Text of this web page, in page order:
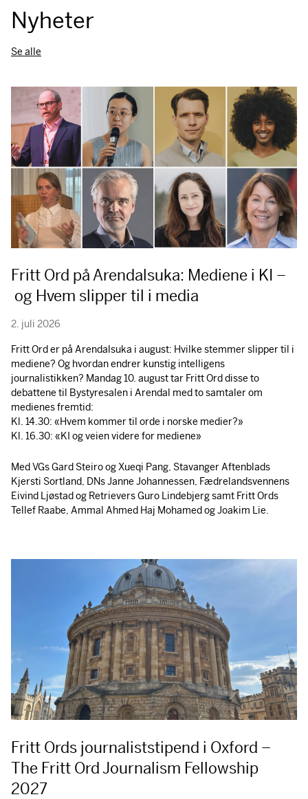
Nyheter
Se alle
Fritt Ord på Arendalsuka: Mediene i KI –
og Hvem slipper til i media
2. juli 2026
Fritt Ord er på Arendalsuka i august: Hvilke stemmer slipper til i
mediene? Og hvordan endrer kunstig intelligens
journalistikken? Mandag 10. august tar Fritt Ord disse to
debattene til Bystyresalen i Arendal med to samtaler om
medienes fremtid:
Kl. 14.30: «Hvem kommer til orde i norske medier?»
Kl. 16.30: «KI og veien videre for mediene»
Med VGs Gard Steiro og Xueqi Pang, Stavanger Aftenblads
Kjersti Sortland, DNs Janne Johannessen, Fædrelandsvennens
Eivind Ljøstad og Retrievers Guro Lindebjerg samt Fritt Ords
Tellef Raabe, Ammal Ahmed Haj Mohamed og Joakim Lie.
Fritt Ords journaliststipend i Oxford –
The Fritt Ord Journalism Fellowship
2027